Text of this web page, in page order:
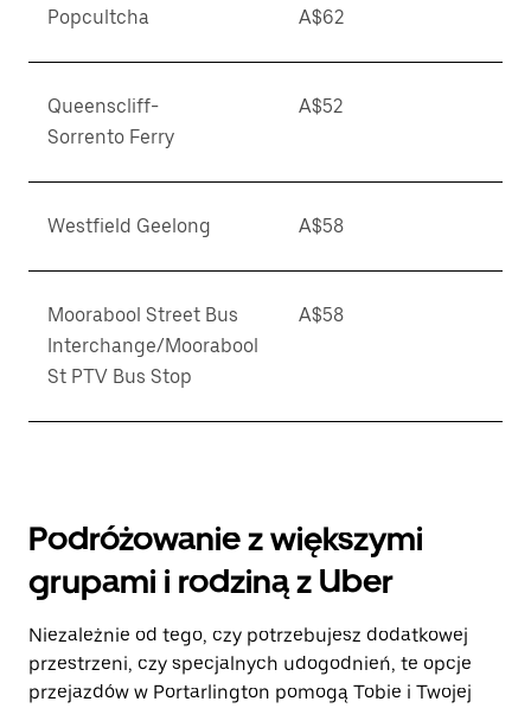
Popcultcha A$62
Queenscliff-
Sorrento Ferry
A$52
Westfield Geelong A$58
Moorabool Street Bus
Interchange/Moorabool
St PTV Bus Stop
A$58
Podróżowanie z większymi
grupami i rodziną z Uber
Niezależnie od tego, czy potrzebujesz dodatkowej
przestrzeni, czy specjalnych udogodnień, te opcje
przejazdów w Portarlington pomogą Tobie i Twojej